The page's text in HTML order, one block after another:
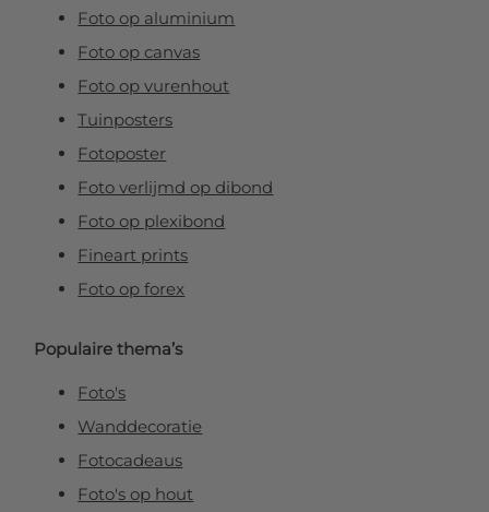
Foto op aluminium
Foto op canvas
Foto op vurenhout
Tuinposters
Fotoposter
Foto verlijmd op dibond
Foto op plexibond
Fineart prints
Foto op forex
Populaire thema’s
Foto's
Wanddecoratie
Fotocadeaus
Foto's op hout